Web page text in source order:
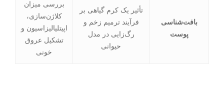
بافت‌شناسی
پوست
تأثیر یک کرم گیاهی بر
فرآیند ترمیم زخم و
رگ‌زایی در مدل
حیوانی
بررسی میزان
کلاژن‌سازی،
اپیتلیالیزاسیون و
تشکیل عروق
خونی